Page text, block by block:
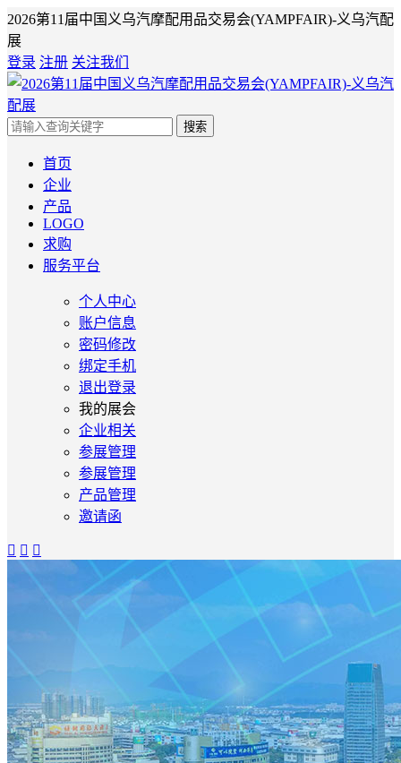
2026第11届中国义乌汽摩配用品交易会(YAMPFAIR)-义乌汽配
展
登录 注册 关注我们
搜索
首页
企业
产品
LOGO
求购
服务平台
个人中心
账户信息
密码修改
绑定手机
退出登录
我的展会
企业相关
参展管理
参展管理
产品管理
邀请函
  